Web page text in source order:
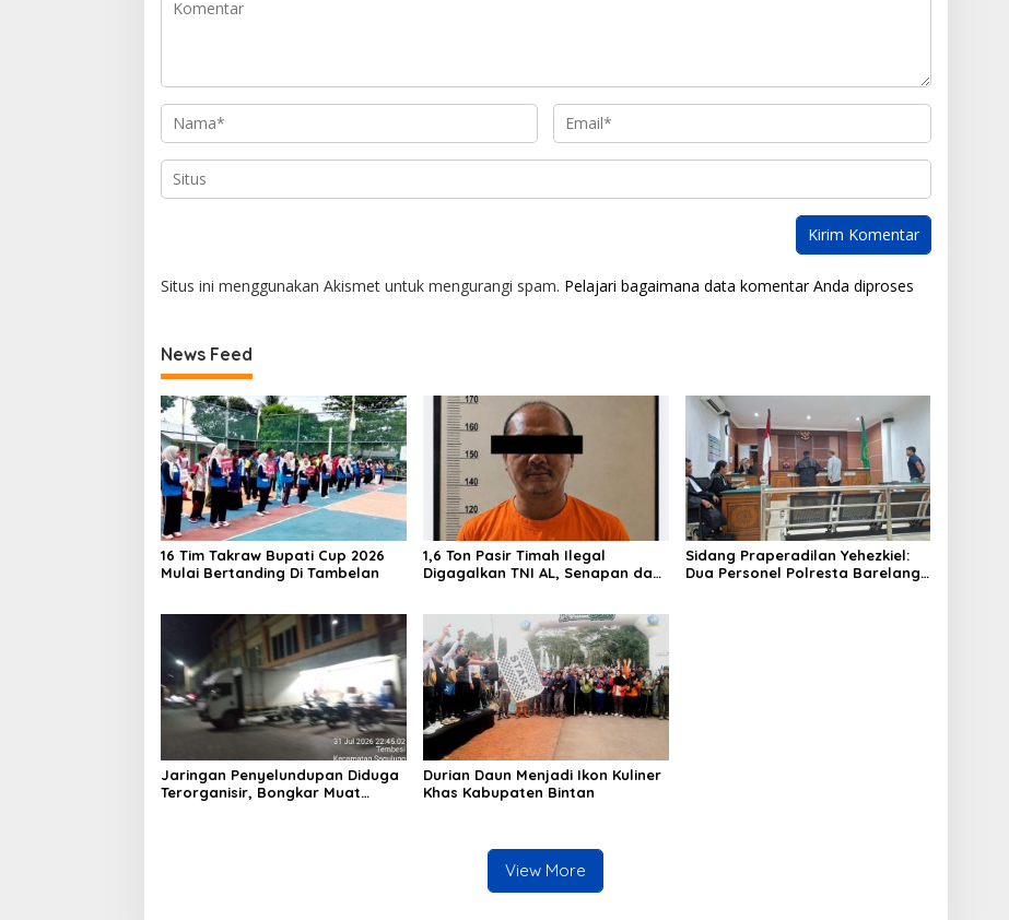
Situs ini menggunakan Akismet untuk mengurangi spam. Pelajari bagaimana data komentar Anda diproses
News Feed
16 Tim Takraw Bupati Cup 2026
Mulai Bertanding Di Tambelan
1,6 Ton Pasir Timah Ilegal
Digagalkan TNI AL, Senapan dan
Sidang Praperadilan Yehezkiel:
Dua Personel Polresta Barelang
Jaringan Penyelundupan Diduga
Terorganisir, Bongkar Muat
Durian Daun Menjadi Ikon Kuliner
Khas Kabupaten Bintan
View More